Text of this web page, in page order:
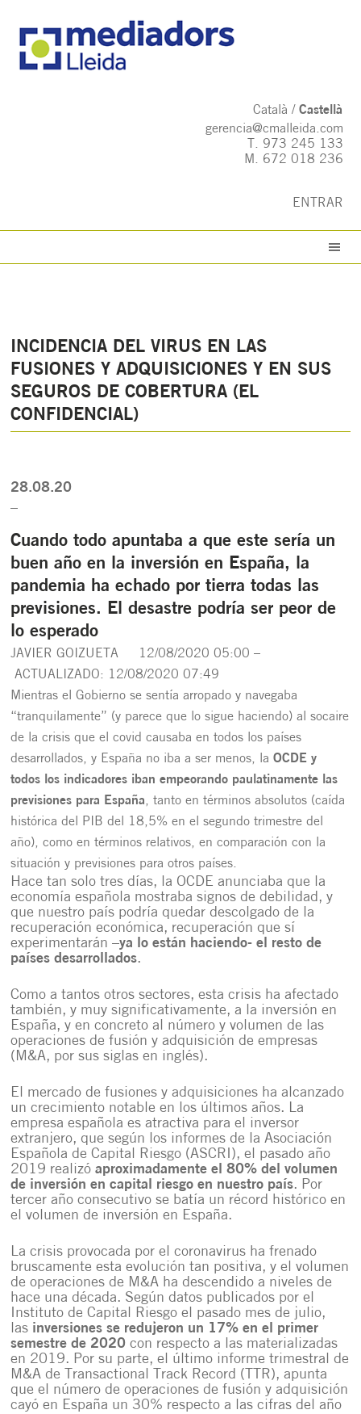
Català
Castellà
gerencia@cmalleida.com
T. 973 245 133
M. 672 018 236
ENTRAR
INCIDENCIA DEL VIRUS EN LAS
FUSIONES Y ADQUISICIONES Y EN SUS
SEGUROS DE COBERTURA (EL
CONFIDENCIAL)
28.08.20
Cuando todo apuntaba a que este sería un
buen año en la inversión en España, la
pandemia ha echado por tierra todas las
previsiones. El desastre podría ser peor de
lo esperado
JAVIER GOIZUETA 12/08/2020 05:00 –
ACTUALIZADO: 12/08/2020 07:49
Mientras el Gobierno se sentía arropado y navegaba
“tranquilamente” (y parece que lo sigue haciendo) al socaire
de la crisis que el covid causaba en todos los países
desarrollados, y España no iba a ser menos, laOCDE y
todos los indicadores iban empeorando paulatinamente las
previsiones para España, tanto en términos absolutos (caída
histórica del PIB del 18,5% en el segundo trimestre del
año), como en términos relativos, en comparación con la
situación y previsiones para otros países.
Hace tan solo tres días, la OCDE anunciaba que la
economía española mostraba signos de debilidad, y
que nuestro país podría quedar descolgado de la
recuperación económica, recuperación que sí
experimentarán –ya lo están haciendo- el resto de
países desarrollados.
Como a tantos otros sectores, esta crisis ha afectado
también, y muy significativamente, a la inversión en
España, y en concreto al número y volumen de las
operaciones de fusión y adquisición de empresas
(M&A, por sus siglas en inglés).
El mercado de fusiones y adquisiciones ha alcanzado
un crecimiento notable en los últimos años. La
empresa española es atractiva para el inversor
extranjero, que según los informes de la Asociación
Española de Capital Riesgo (ASCRI), el pasado año
2019 realizóaproximadamente el 80% del volumen
de inversión en capital riesgo en nuestro país. Por
tercer año consecutivo se batía un récord histórico en
el volumen de inversión en España.
La crisis provocada por el coronavirus ha frenado
bruscamente esta evolución tan positiva, y el volumen
de operaciones de M&A ha descendido a niveles de
hace una década. Según datos publicados por el
Instituto de Capital Riesgo el pasado mes de julio,
las inversiones se redujeron un 17% en el primer
semestre de 2020 con respecto a las materializadas
en 2019. Por su parte, el último informe trimestral de
M&A de Transactional Track Record (TTR), apunta
que el número de operaciones de fusión y adquisición
cayó en España un 30% respecto a las cifras del año